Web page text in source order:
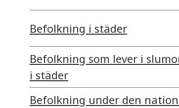
Befolkning i städer
Befolkning som lever i
i städer
Befolkning under den